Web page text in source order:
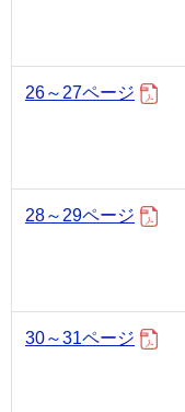
26～27ページ
28～29ページ
30～31ページ